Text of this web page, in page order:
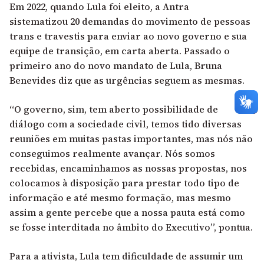
Em 2022, quando Lula foi eleito, a Antra
sistematizou 20 demandas do movimento de pessoas
trans e travestis para enviar ao novo governo e sua
equipe de transição, em carta aberta. Passado o
primeiro ano do novo mandato de Lula, Bruna
Benevides diz que as urgências seguem as mesmas.
“O governo, sim, tem aberto possibilidade de
diálogo com a sociedade civil, temos tido diversas
reuniões em muitas pastas importantes, mas nós não
conseguimos realmente avançar. Nós somos
recebidas, encaminhamos as nossas propostas, nos
colocamos à disposição para prestar todo tipo de
informação e até mesmo formação, mas mesmo
assim a gente percebe que a nossa pauta está como
se fosse interditada no âmbito do Executivo”, pontua.
Para a ativista, Lula tem dificuldade de assumir um